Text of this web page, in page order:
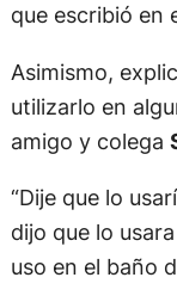
que escribió en
Asimismo,
utilizarlo en
amigo y colega
“Dije que lo
dijo que lo
uso en el baño